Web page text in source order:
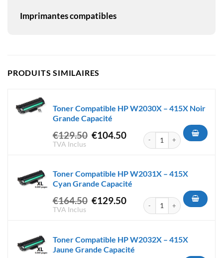
Imprimantes compatibles
PRODUITS SIMILAIRES
Toner Compatible HP W2030X – 415X Noir
Grande Capacité
€129.50 Le
€129.50.
€104.50Le
€104.50.
TVA Inclus
quantité de Toner
Toner Compatible HP W2031X – 415X
Cyan Grande Capacité
€164.50 Le
€164.50.
€129.50Le
€129.50.
TVA Inclus
quantité de Toner
Toner Compatible HP W2032X – 415X
Jaune Grande Capacité